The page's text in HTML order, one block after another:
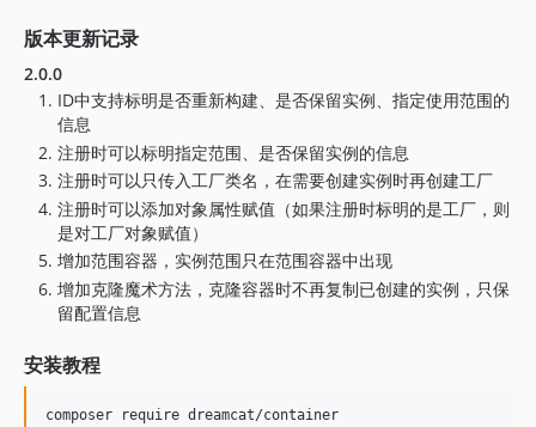
版本更新记录
2.0.0
ID中支持标明是否重新构建、是否保留实例、指定使用范围的
信息
注册时可以标明指定范围、是否保留实例的信息
注册时可以只传入工厂类名，在需要创建实例时再创建工厂
注册时可以添加对象属性赋值（如果注册时标明的是工厂，则
是对工厂对象赋值）
增加范围容器，实例范围只在范围容器中出现
增加克隆魔术方法，克隆容器时不再复制已创建的实例，只保
留配置信息
安装教程